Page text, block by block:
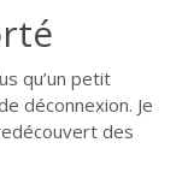
qu’un petit
déconnexion. Je
des